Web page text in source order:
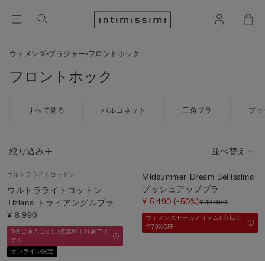
ウィメンズ ブラジャー フロントホック
フロントホック
すべて見る バルコネット 三角ブラ プ
絞り込み 並べ替え
ウルトラライトコットン
ウルトラライトコットン
Tiziana トライアングルブラ
¥ 8,990
3点ご購入ごとに1点無料｜対象アイ
テム
オンライン限定
Midsummer Dream Bellissima
プッシュアップブラ
¥ 5,490(-50%)¥ 10,990
ウィメンズセールアイテム5点以上
で70%OFF